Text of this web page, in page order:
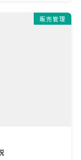
販売管理